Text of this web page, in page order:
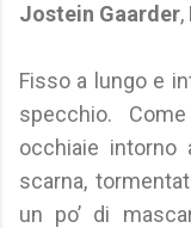
Jostein Gaarder
Fisso a lungo e
specchio.
occhiaie intorno
scarna,
un po’ di